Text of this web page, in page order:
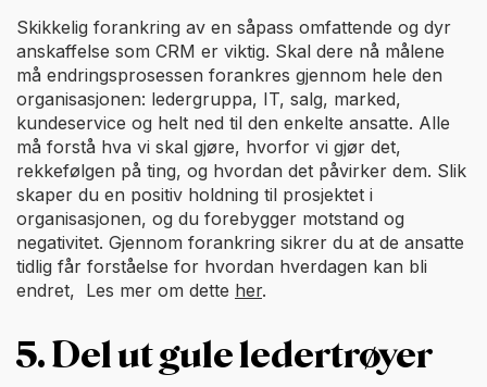
Skikkelig forankring av en såpass omfattende og dyr
anskaffelse som CRM er viktig. Skal dere nå målene
må endringsprosessen forankres gjennom hele den
organisasjonen: ledergruppa, IT, salg, marked,
kundeservice og helt ned til den enkelte ansatte. Alle
må forstå hva vi skal gjøre, hvorfor vi gjør det,
rekkefølgen på ting, og hvordan det påvirker dem. Slik
skaper du en positiv holdning til prosjektet i
organisasjonen, og du forebygger motstand og
negativitet. Gjennom forankring sikrer du at de ansatte
tidlig får forståelse for hvordan hverdagen kan bli
endret, Les mer om dette her.
5. Del ut gule ledertrøyer